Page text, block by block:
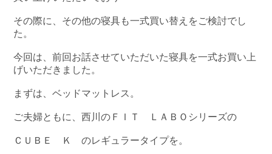
その際に、その他の寝具も一式買い替えをご検討でし
た。
今回は、前回お話させていただいた寝具を一式お買い上
げいただきました。
まずは、ベッドマットレス。
ご夫婦ともに、西川のＦＩＴ ＬＡＢＯシリーズの
ＣＵＢＥ Ｋ のレギュラータイプを。